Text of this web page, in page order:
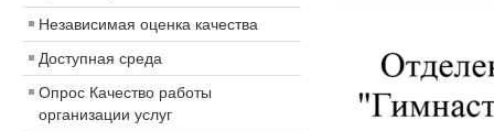
Независимая оценка качества
Доступная среда
Опрос Качество работы
организации услуг